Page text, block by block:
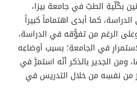
بكُلّيةِ الطبّ في جامعة بيزا،
كما أبدى اهتماماً كبيراً
وعلى الرغم من تفوُّقه في الدراسة،
في الجامعةِ؛ بسبب أوضاعِه
ومن الجدير بالذكر أنّه استمرَّ في
من نفسِه من خلال التدريس في